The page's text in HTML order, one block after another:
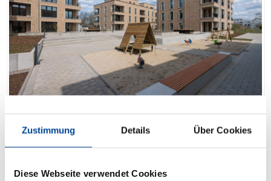
Zustimmung Details Über Cookies
Diese Webseite verwendet Cookies